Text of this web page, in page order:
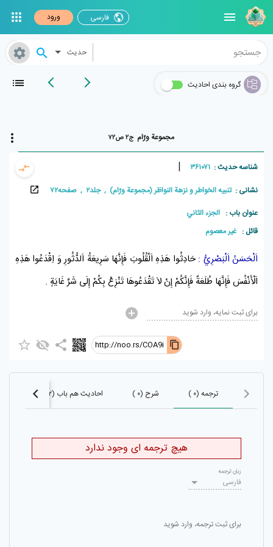
فارسی ورود
حدیث
گروه بندی احادیث
مجموعة ورّام ج۲ ص۷۲
شناسه حدیث : ۳۶۱۰۷۱ |
نشانی :تنبيه الخواطر و نزهة النواظر (مجموعة ورّام) , جلد۲ , صفحه۷۲
عنوان باب : الجزء الثاني
قائل : غير معصوم
اَلْحَسَنُ اَلْبَصْرِيُّ :حَادِثُوا هَذِهِ اَلْقُلُوبَ فَإِنَّهَا سَرِيعَةُ اَلدُّثُورِ وَ اِقْدَعُوا هَذِهِ
اَلْأَنْفُسَ فَإِنَّهَا طُلَعَةٌ فَإِنَّكُمْ إِنْ لاَ تَقْدَعُوهَا تَنْزِعْ بِكُمْ إِلَى شَرِّ غَايَةٍ .
برای ثبت نمایه، وارد شوید
http://noo.rs/COA9i
ترجمه (۰ ) شرح (۰ ) احادیث هم باب (۱۶۰۲)
هیچ ترجمه ای وجود ندارد
فارسی
زبان ترجمه
برای ثبت ترجمه، وارد شوید